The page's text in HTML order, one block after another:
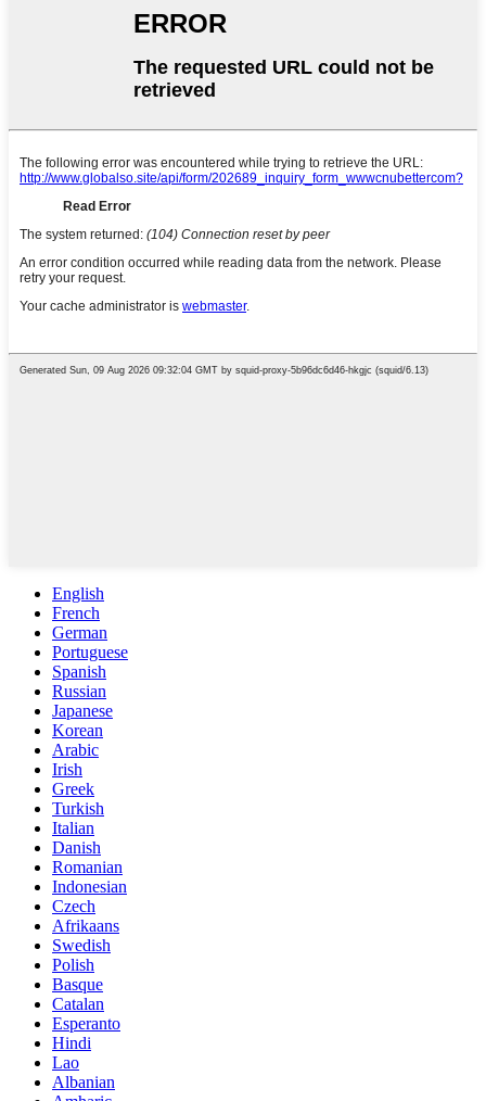
English
French
German
Portuguese
Spanish
Russian
Japanese
Korean
Arabic
Irish
Greek
Turkish
Italian
Danish
Romanian
Indonesian
Czech
Afrikaans
Swedish
Polish
Basque
Catalan
Esperanto
Hindi
Lao
Albanian